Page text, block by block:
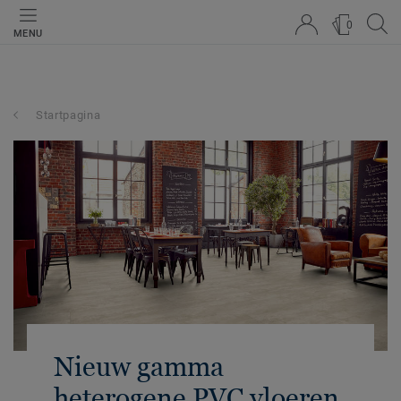
MENU
0
Startpagina
Nieuw gamma